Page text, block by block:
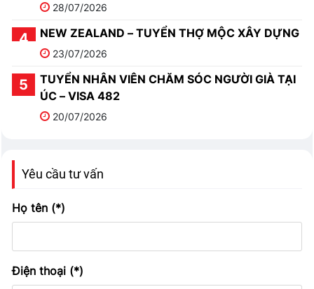
28/07/2026
NEW ZEALAND – TUYỂN THỢ MỘC XÂY DỰNG
23/07/2026
TUYỂN NHÂN VIÊN CHĂM SÓC NGƯỜI GIÀ TẠI
ÚC – VISA 482
20/07/2026
Yêu cầu tư vấn
Họ tên (*)
Điện thoại (*)